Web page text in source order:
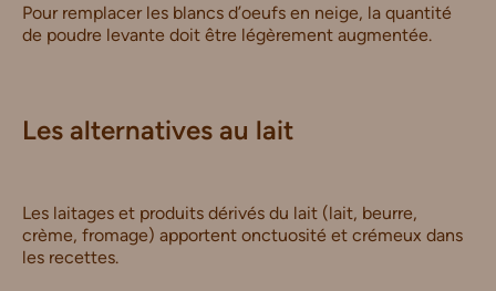
Pour remplacer les blancs d’oeufs en neige, la quantité
de poudre levante doit être légèrement augmentée.
Les alternatives au lait
Les laitages et produits dérivés du lait (lait, beurre,
crème, fromage) apportent onctuosité et crémeux dans
les recettes.